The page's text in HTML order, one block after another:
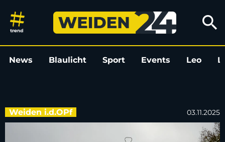
Zwei Verkehrsunfälle in
search
News Blaulicht Sport Events Leo
Weiden i.d.OPf 03.11.2025